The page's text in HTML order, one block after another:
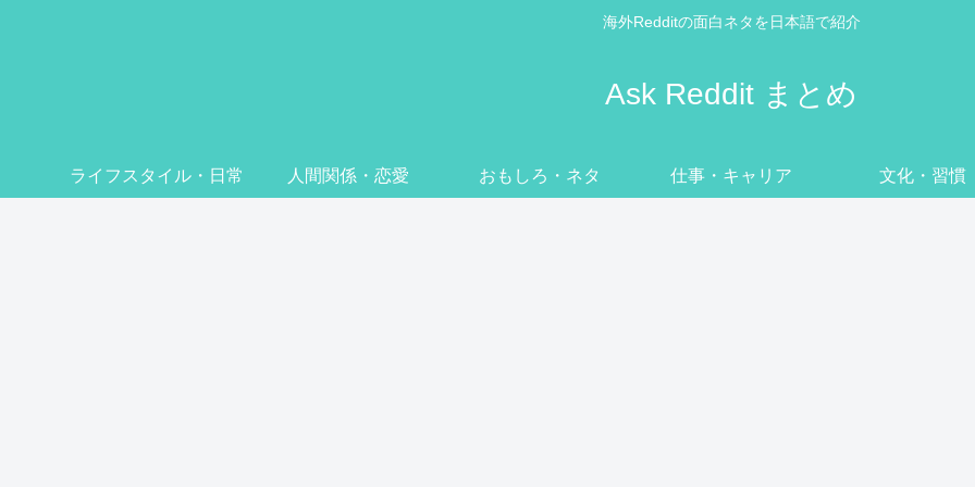
海外Redditの面白ネタを日本語で紹介
Ask Reddit まとめ
ライフスタイル・日常 人間関係・恋愛 おもしろ・ネタ 仕事・キャリア 文化・習慣